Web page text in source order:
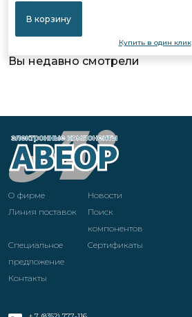
В корзину
Купить в один клик
Вы недавно смотрели
О фирме
Новости
Линия поставок
Поиск
компонентов
Специальное
предложение
Cертификаты
Контакты